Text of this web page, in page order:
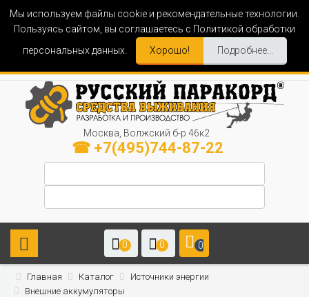
Мы используем файлы cookie и рекомендательные технологии.
Пользуясь сайтом, вы соглашаетесь с Политикой обработки
персональных данных.
Хорошо! Подробнее...
Москва, Волжский б-р 46к2
☎ +7(495)744-87-22
0 0 0
Главная Каталог
Источники энергии
Внешние аккумуляторы